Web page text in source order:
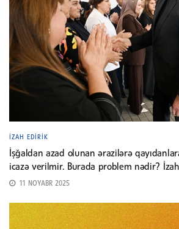
İZAH EDIRIK
İşğaldan azad olunan ərazilərə
icazə verilmir. Burada problem nədir?
11 NOYABR 2025